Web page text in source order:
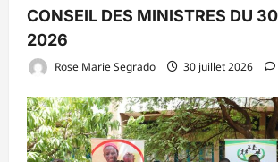
CONSEIL DES MINISTRES DU
2026
Rose Marie Segrado 30 juillet 2026